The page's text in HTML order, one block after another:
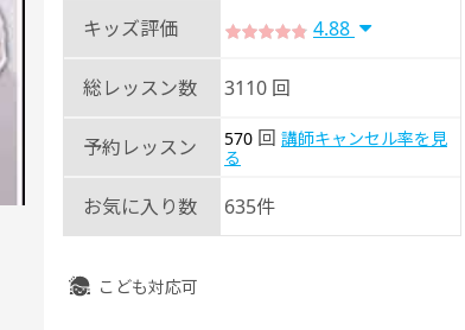
キッズ評価 4.88
総レッスン数 3110 回
予約レッスン 570 回 講師キャンセル率を見
る
お気に入り数 635件
こども対応可